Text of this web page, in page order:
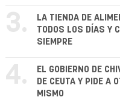
3.
LA TIENDA DE
TODOS LOS DÍAS Y
SIEMPRE
4.
EL GOBIERNO DE
DE CEUTA Y PIDE A
MISMO